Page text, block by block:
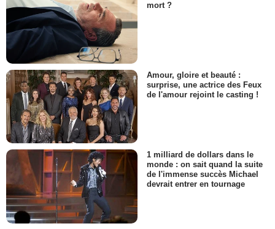
mort ?
Amour, gloire et beauté :
surprise, une actrice des Feux
de l'amour rejoint le casting !
1 milliard de dollars dans le
monde : on sait quand la suite
de l'immense succès Michael
devrait entrer en tournage